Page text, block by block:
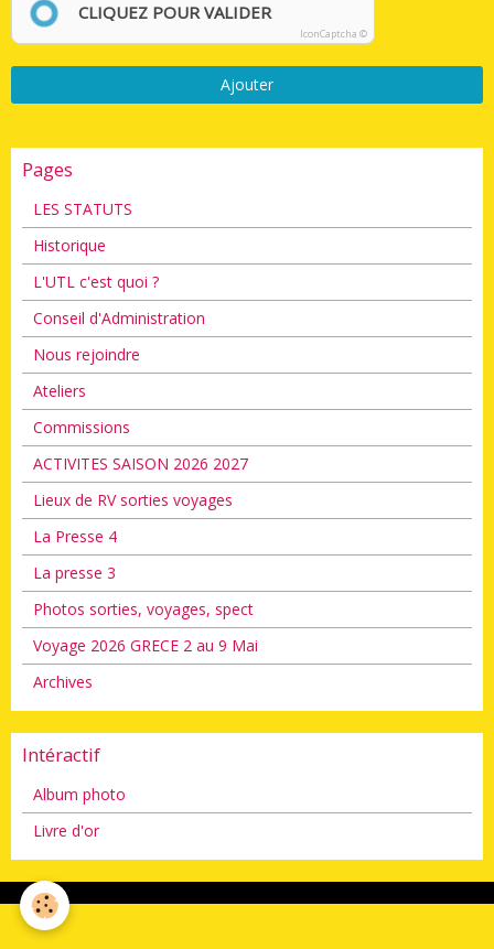
CLIQUEZ POUR VALIDER
IconCaptcha ©
Ajouter
Pages
LES STATUTS
Historique
L'UTL c'est quoi ?
Conseil d'Administration
Nous rejoindre
Ateliers
Commissions
ACTIVITES SAISON 2026 2027
Lieux de RV sorties voyages
La Presse 4
La presse 3
Photos sorties, voyages, spect
Voyage 2026 GRECE 2 au 9 Mai
Archives
Intéractif
Album photo
Livre d'or